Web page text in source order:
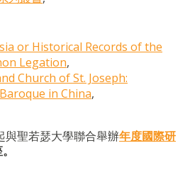
or Historical Records of the
Legation,
Church of St. Joseph:
in China,
與聖若瑟大學聯合舉辦年度國際研